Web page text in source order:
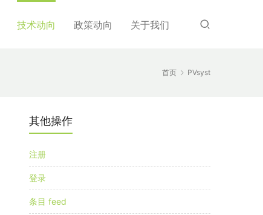
技术动向 政策动向 关于我们
首页 PVsyst
其他操作
注册
登录
条目 feed